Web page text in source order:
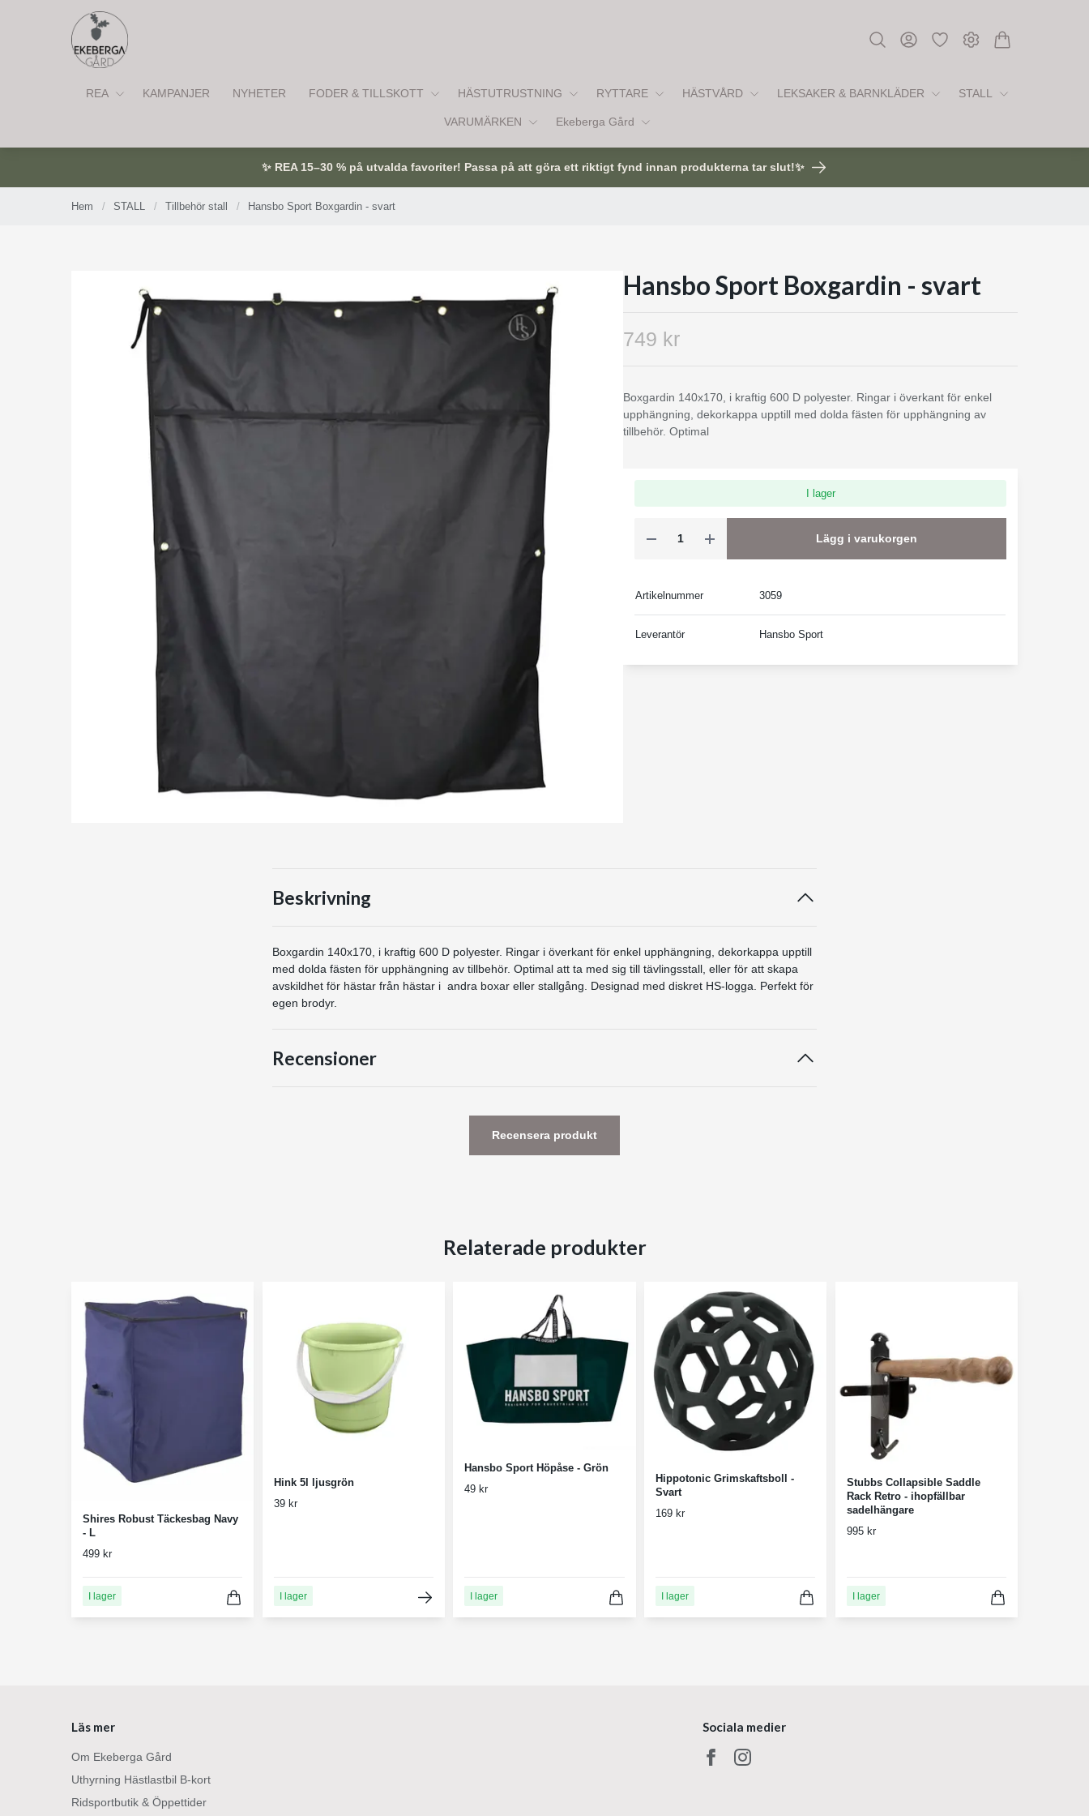
REA KAMPANJER NYHETER FODER & TILLSKOTT HÄSTUTRUSTNING RYTTARE HÄSTVÅRD LEKSAKER & BARNKLÄDER STALL
VARUMÄRKEN Ekeberga Gård
✨ REA 15–30 % på utvalda favoriter! Passa på att göra ett riktigt fynd innan produkterna tar slut!✨
Hem / STALL / Tillbehör stall / Hansbo Sport Boxgardin - svart
Hansbo Sport Boxgardin - svart
749 kr
Boxgardin 140x170, i kraftig 600 D polyester. Ringar i överkant för enkel
upphängning, dekorkappa upptill med dolda fästen för upphängning av
tillbehör. Optimal
I lager
Lägg i varukorgen
Artikelnummer 3059
Leverantör Hansbo Sport
Beskrivning
Boxgardin 140x170, i kraftig 600 D polyester. Ringar i överkant för enkel upphängning, dekorkappa upptill
med dolda fästen för upphängning av tillbehör. Optimal att ta med sig till tävlingsstall, eller för att skapa
avskildhet för hästar från hästar i andra boxar eller stallgång. Designad med diskret HS-logga. Perfekt för
egen brodyr.
Recensioner
Recensera produkt
Relaterade produkter
Shires Robust Täckesbag Navy
- L
499 kr
I lager
Hink 5l ljusgrön
39 kr
I lager
Hansbo Sport Höpåse - Grön
49 kr
I lager
Hippotonic Grimskaftsboll -
Svart
169 kr
I lager
Stubbs Collapsible Saddle
Rack Retro - ihopfällbar
sadelhängare
995 kr
I lager
Läs mer
Om Ekeberga Gård
Uthyrning Hästlastbil B-kort
Ridsportbutik & Öppettider
Sociala medier